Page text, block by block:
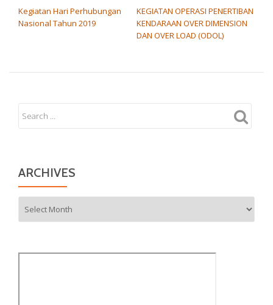
Kegiatan Hari Perhubungan
Nasional Tahun 2019
KEGIATAN OPERASI PENERTIBAN
KENDARAAN OVER DIMENSION
DAN OVER LOAD (ODOL)
ARCHIVES